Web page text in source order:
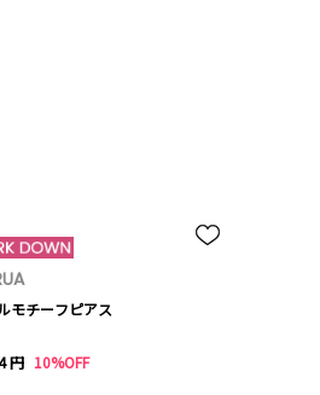
モチーフピアス
円 10%OFF